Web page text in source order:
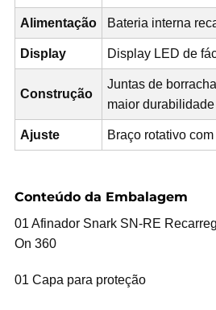
Alimentação Bateria interna
Display Display LED de
Construção
Juntas de
maior durabilidade
Ajuste Braço rotativo
Conteúdo da Embalagem
01 Afinador Snark SN-RE
On 360
01 Capa para proteção